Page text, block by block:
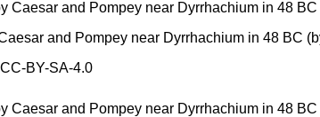
and Pompey near Dyrrhachium in 48 BC
CC-BY-SA-4.0